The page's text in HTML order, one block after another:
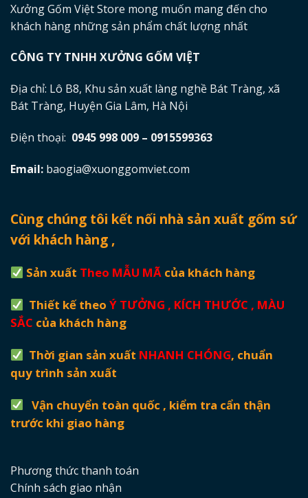
Xưởng Gốm Việt Store mong muốn mang đến cho
khách hàng những sản phẩm chất lượng nhất
CÔNG TY TNHH XƯỞNG GỐM VIỆT
Địa chỉ: Lô B8, Khu sản xuất làng nghề Bát Tràng, xã
Bát Tràng, Huyện Gia Lâm, Hà Nội
Điện thoại: 0945 998 009 – 0915599363
Email: baogia@xuonggomviet.com
Cùng chúng tôi kết nối nhà sản xuất gốm sứ
với khách hàng ,
Sản xuất Theo MẪU MÃ của khách hàng
Thiết kế theoÝ TƯỞNG , KÍCH THƯỚC , MÀU
SẮC của khách hàng
Thời gian sản xuất NHANH CHÓNG, chuẩn
quy trình sản xuất
Vận chuyển toàn quốc , kiểm tra cẩn thận
trước khi giao hàng
Phương thức thanh toán
Chính sách giao nhận